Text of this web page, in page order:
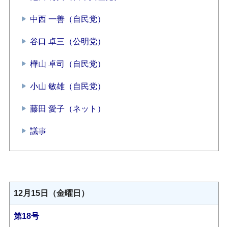
中西 一善（自民党）
谷口 卓三（公明党）
樺山 卓司（自民党）
小山 敏雄（自民党）
藤田 愛子（ネット）
議事
12月15日（金曜日）
第18号